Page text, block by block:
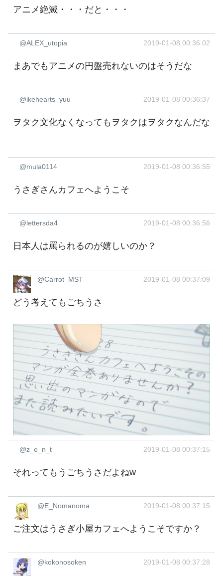
アニメ絶滅・・・だと・・・
@ALEX_utopia 2019-01-08 00:36:02
まあでもアニメの円盤売れないのはそうだな
@ikehearts_yuu 2019-01-08 00:36:37
ヲタク文化なくなってもヲタクはヲタクなんだな
@mula0114 2019-01-08 00:36:55
うさぎさんカフェへようこそ
@lettersda4 2019-01-08 00:36:56
日本人は罵られるのが嬉しいのか？
@Carrot_MST 2019-01-08 00:37:09
どう考えてもごちうさ
@z_e_n_t 2019-01-08 00:37:15
それってもうごちうさだよねw
@E_Nomanoma 2019-01-08 00:37:15
ご注文はうさぎ小屋カフェへようこそですか？
@kokonosoken 2019-01-08 00:37:28